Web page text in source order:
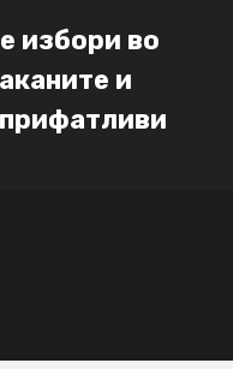
избори во
и